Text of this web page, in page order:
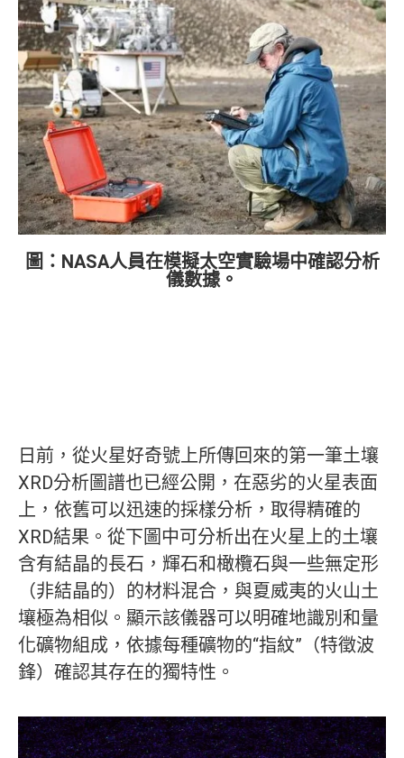
圖：NASA人員在模擬太空實驗場中確認分析
儀數據。
日前，從火星好奇號上所傳回來的第一筆土壤
XRD分析圖譜也已經公開，在惡劣的火星表面
上，依舊可以迅速的採樣分析，取得精確的
XRD結果。從下圖中可分析出在火星上的土壤
含有結晶的長石，輝石和橄欖石與一些無定形
（非結晶的）的材料混合，與夏威夷的火山土
壤極為相似。顯示該儀器可以明確地識別和量
化礦物組成，依據每種礦物的“指紋”（特徵波
鋒）確認其存在的獨特性。